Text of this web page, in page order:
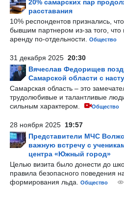
20% самарских пар
расставания
10% респондентов признались,
бывшим партнером из-за того, что
аренду по-отдельности.
Общество
31 декабря 2025 20:30
Вячеслав Федорищев
Самарской области с
Самарская область – это
трудолюбивые и талантливые
сильным характером.
Общество
28 ноября 2025 19:57
Представители МЧС
важную встречу с
центра «Южный город»
Целью визита было донести до
правила безопасного поведения
формирования льда.
Общество